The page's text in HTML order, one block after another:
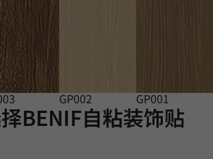
GP002 GP001
BENIF自粘装饰贴